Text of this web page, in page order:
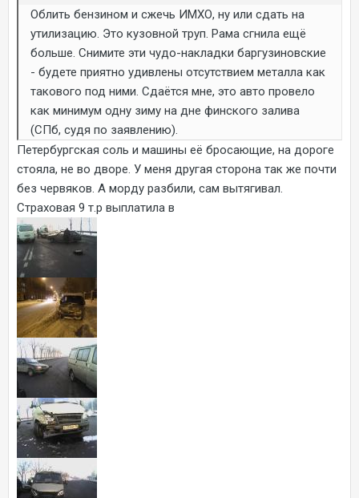
Облить бензином и сжечь ИМХО, ну или сдать на
утилизацию. Это кузовной труп. Рама сгнила ещё
больше. Снимите эти чудо-накладки баргузиновские
- будете приятно удивлены отсутствием металла как
такового под ними. Сдаётся мне, это авто провело
как минимум одну зиму на дне финского залива
(СПб, судя по заявлению).
Петербургская соль и машины её бросающие, на дороге
стояла, не во дворе. У меня другая сторона так же почти
без червяков. А морду разбили, сам вытягивал.
Страховая 9 т.р выплатила в